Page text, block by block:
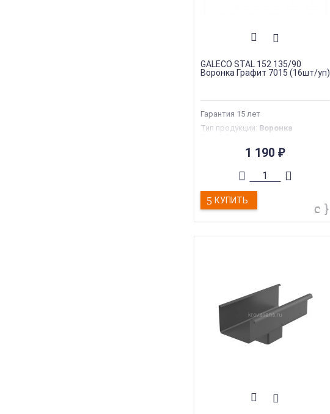
GALECO STAL 152 135/90
Воронка Графит 7015 (16шт/уп)
Гарантия 15 лет
Тип продукции: Воронка
Страна производства:
35 лет
1 190₽
КУПИТЬ